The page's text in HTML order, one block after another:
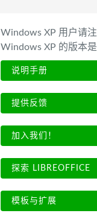
Windows XP 用户请
Windows XP 的版本是
说明手册
提供反馈
加入我们！
探索 LIBREOFFICE
模板与扩展